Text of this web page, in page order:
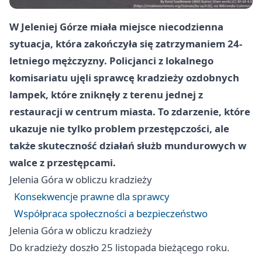
W Jeleniej Górze miała miejsce niecodzienna
sytuacja, która zakończyła się zatrzymaniem 24-
letniego mężczyzny. Policjanci z lokalnego
komisariatu ujęli sprawcę kradzieży ozdobnych
lampek, które zniknęły z terenu jednej z
restauracji w centrum miasta. To zdarzenie, które
ukazuje nie tylko problem przestępczości, ale
także skuteczność działań służb mundurowych w
walce z przestępcami.
Jelenia Góra w obliczu kradzieży
Konsekwencje prawne dla sprawcy
Współpraca społeczności a bezpieczeństwo
Jelenia Góra w obliczu kradzieży
Do kradzieży doszło 25 listopada bieżącego roku.